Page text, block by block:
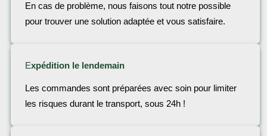
En cas de problème, nous faisons tout notre possible
pour trouver une solution adaptée et vous satisfaire.
Expédition le lendemain
Les commandes sont préparées avec soin pour limiter
les risques durant le transport, sous 24h !